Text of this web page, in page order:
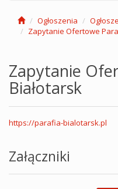
Ogłoszenia
Zapytanie Ofertowe
Zapytanie
Białotarsk
https://parafia-bialotarsk.pl
Załączniki